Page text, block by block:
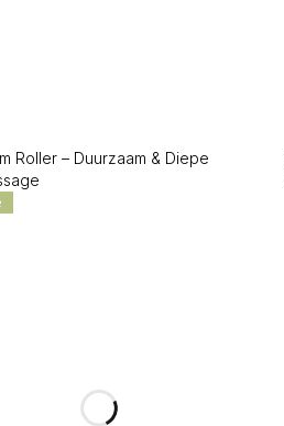
Roller – Duurzaam & Diepe